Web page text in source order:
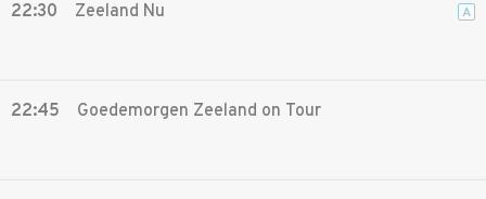
22:30 Zeeland Nu A
22:45 Goedemorgen Zeeland on Tour